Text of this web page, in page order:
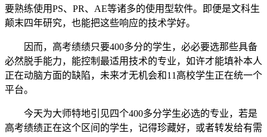
要熟练使用PS、PR、AE等诸多的使用型软件。即便是文科生
颠末四年研究，也能把这些响应的技术学好。
因而，高考绩绩只要400多分的学生，必必要选那些具备
必然脱手能力，能控制最适用技术的专业，如许才能填补本人
正在动脑方面的缺陷，未来才无机会和11高校学生正在统一个
平台。
今天为大师特地引见四个400多分学生必选的专业，若是
高考绩绩正在这个区间的学生，记得珍藏好，或者转发给有需